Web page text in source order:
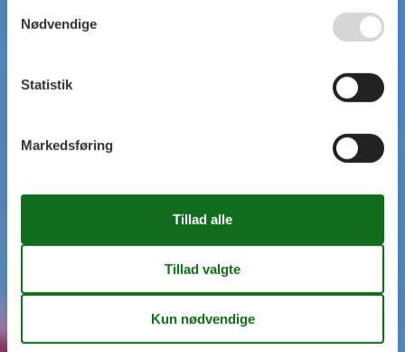
Nødvendige
Statistik
Markedsføring